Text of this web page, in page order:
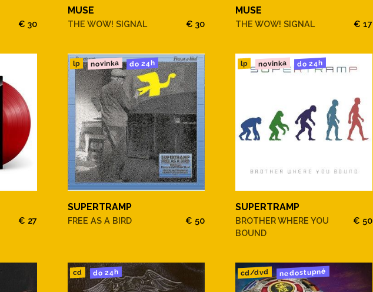
€ 30
MUSE
THE WOW! SIGNAL € 30
MUSE
THE WOW! SIGNAL € 17
€ 27
lp novinka do 24h
SUPERTRAMP
FREE AS A BIRD € 50
lp novinka do 24h
SUPERTRAMP
BROTHER WHERE YOU
BOUND
€ 50
cd do 24h cd/dvd nedostupné